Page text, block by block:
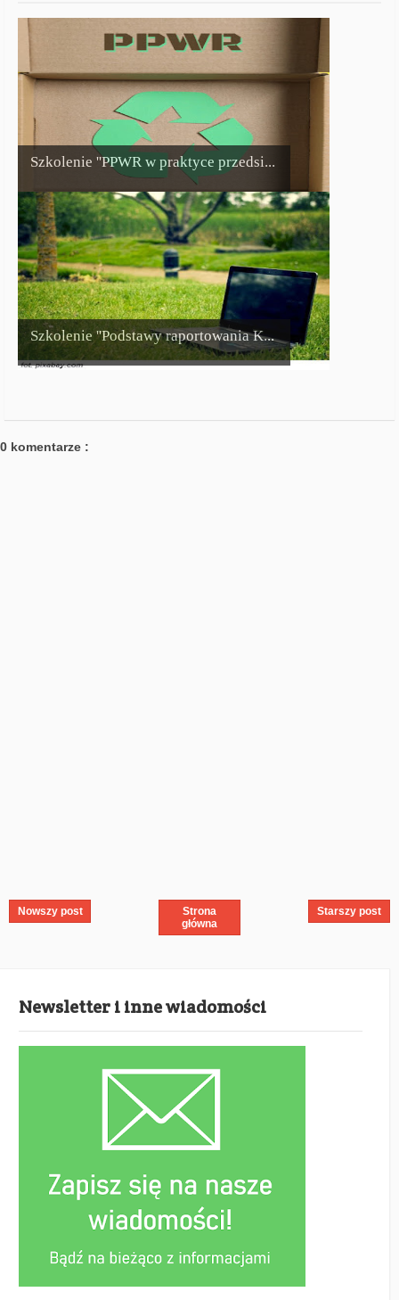
Szkolenie ''PPWR w praktyce przedsi...
Szkolenie ''Podstawy raportowania K...
0 komentarze :
Nowszy post Starszy post
Strona
główna
Newsletter i inne wiadomości